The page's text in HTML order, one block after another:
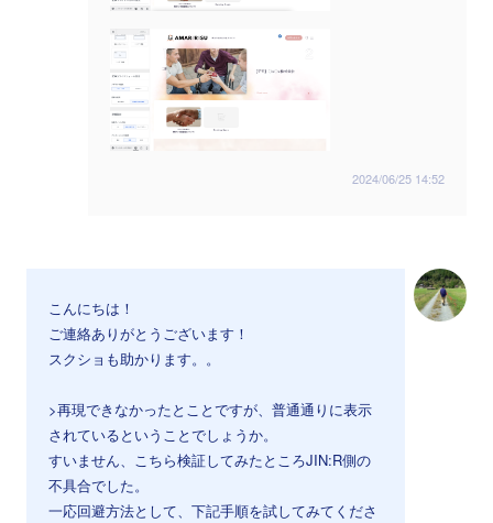
2024/06/25 14:52
こんにちは！
ご連絡ありがとうございます！
スクショも助かります。。
>再現できなかったとことですが、普通通りに表示
されているということでしょうか。
すいません、こちら検証してみたところJIN:R側の
不具合でした。
一応回避方法として、下記手順を試してみてくださ